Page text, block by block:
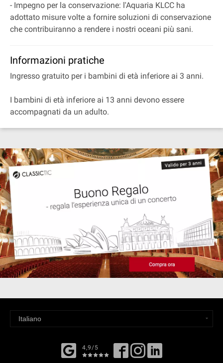
- Impegno per la conservazione: l'Aquaria KLCC ha
adottato misure volte a fornire soluzioni di conservazione
che contribuiranno a rendere i nostri oceani più sani.
Informazioni pratiche
Ingresso gratuito per i bambini di età inferiore ai 3 anni.
I bambini di età inferiore ai 13 anni devono essere
accompagnati da un adulto.
4,9/5